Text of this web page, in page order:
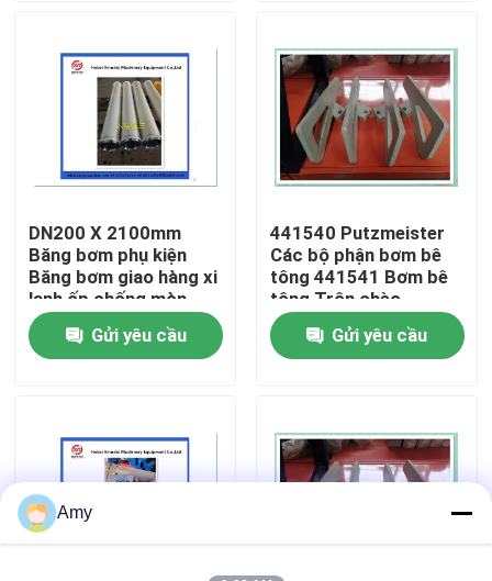
Về chúng tôi
Tham quan nhà máy
Kiểm soát chất lượng
Liên hệ chúng tôi
PHỤ TÙNG BƠM BÊ TÔNG PUTZMEISTER
DN200 X 2100mm
Băng bơm phụ kiện
Băng bơm giao hàng xi
lanh ốp chống mòn
Putzmeister
Gửi yêu cầu
441540 Putzmeister
Các bộ phận bơm bê
tông 441541 Bơm bê
tông Trộn chèo
Gửi yêu cầu
Amy